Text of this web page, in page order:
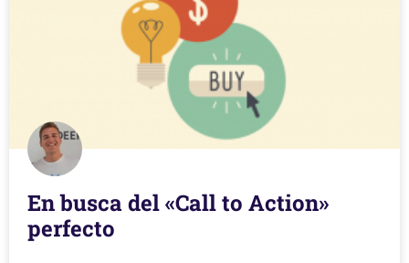
En busca del «Call to Action»
perfecto